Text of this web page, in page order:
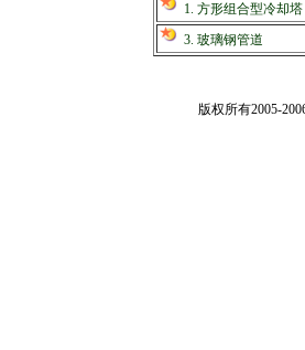
1. 方形组合型冷却塔
3. 玻璃钢管道
版权所有2005-